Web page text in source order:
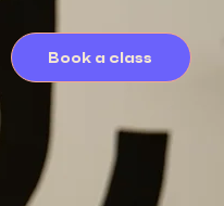
Book a class